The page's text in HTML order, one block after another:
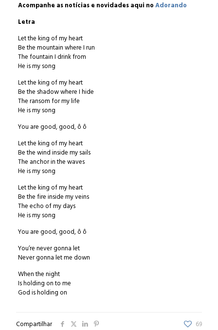
Acompanhe as notícias e novidades aqui noAdorando
Letra
Let the king of my heart
Be the mountain where I run
The fountain I drink from
He is my song
Let the king of my heart
Be the shadow where I hide
The ransom for my life
He is my song
You are good, good, ô ô
Let the king of my heart
Be the wind inside my sails
The anchor in the waves
He is my song
Let the king of my heart
Be the fire inside my veins
The echo of my days
He is my song
You are good, good, ô ô
You’re never gonna let
Never gonna let me down
When the night
Is holding on to me
God is holding on
Compartilhar 69